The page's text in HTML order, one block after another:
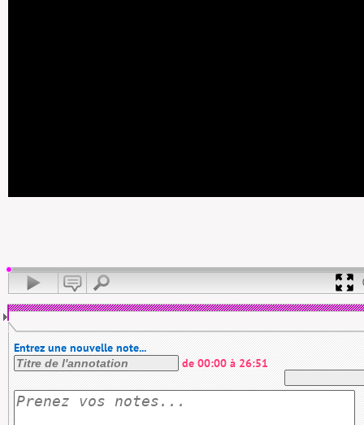
Entrez une nouvelle note...
de 00:00 à 26:51